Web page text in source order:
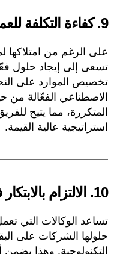
9. كفاءة التكلفة
على الرغم من امتلاكها
تسعى إلى إيجاد حلول
تخصيص الموارد على
الاصطناعي الفعّالة من
المتكررة، مما يتيح
استراتيجية عالية القيمة.
10. الالتزام
تساعد الوكالات التي
حلولها الشركات على
التكنولوجية. وهذا